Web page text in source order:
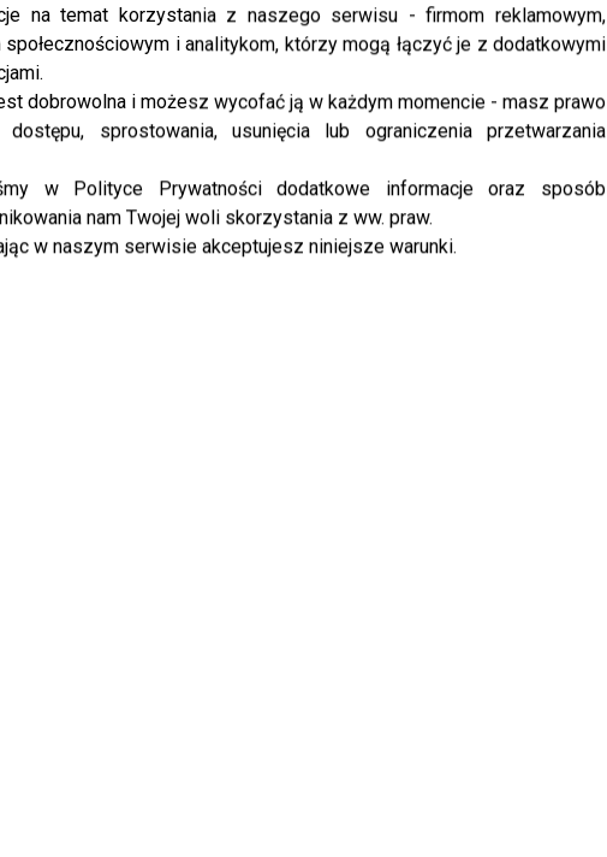
na temat korzystania z naszego serwisu - firmom reklamowym,
społecznościowym i analitykom, którzy mogą łączyć je z dodatkowymi
dobrowolna i możesz wycofać ją w każdym momencie - masz prawo
dostępu, sprostowania, usunięcia lub ograniczenia przetwarzania
w Polityce Prywatności dodatkowe informacje oraz sposób
nam Twojej woli skorzystania z ww. praw.
w naszym serwisie akceptujesz niniejsze warunki.
LIFESTYLE
Kompaktowy aparat z profesjonalną
stabilizacją: Nowość w premierowym Z